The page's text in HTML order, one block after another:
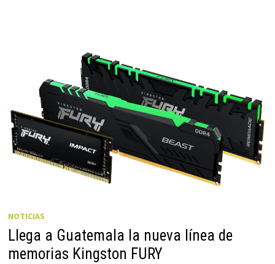
NOTICIAS
Llega a Guatemala la nueva línea de
memorias Kingston FURY